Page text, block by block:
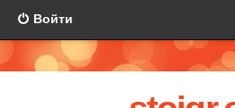
Войти